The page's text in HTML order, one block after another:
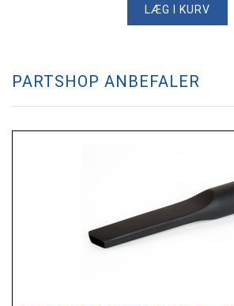
LÆG I KURV
PARTSHOP ANBEFALER